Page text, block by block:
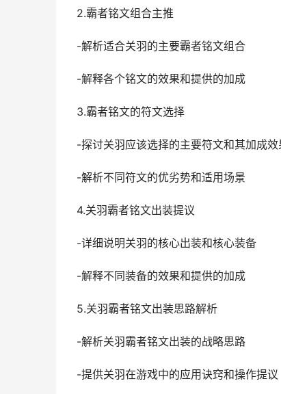
2.霸者铭文组合主推
-解析适合关羽的主要霸者铭文组合
-解释各个铭文的效果和提供的加成
3.霸者铭文的符文选择
-探讨关羽应该选择的主要符文和其加成效
-解析不同符文的优劣势和适用场景
4.关羽霸者铭文出装提议
-详细说明关羽的核心出装和核心装备
-解释不同装备的效果和提供的加成
5.关羽霸者铭文出装思路解析
-解析关羽霸者铭文出装的战略思路
-提供关羽在游戏中的应用诀窍和操作提议